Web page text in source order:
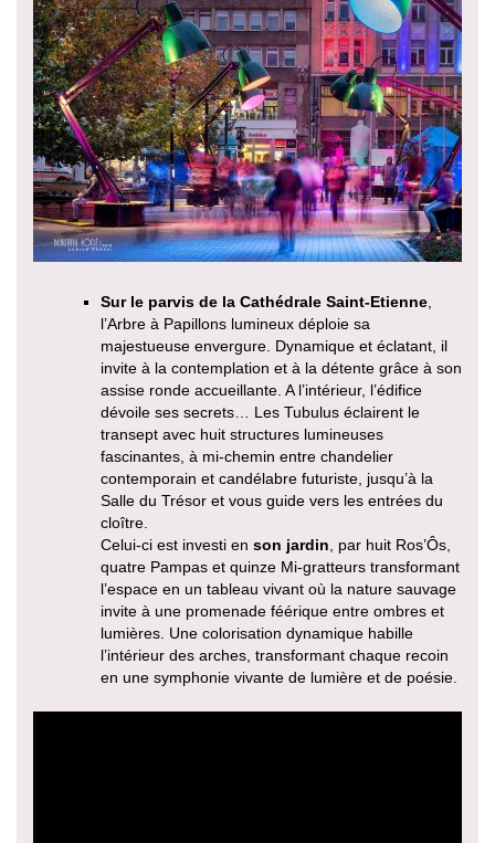
Sur le parvis de la Cathédrale Saint-Etienne
l’Arbre à Papillons lumineux déploie sa
majestueuse envergure. Dynamique et éclatant, il
invite à la contemplation et à la détente grâce à son
assise ronde accueillante. A l’intérieur, l’édifice
dévoile ses secrets… Les Tubulus éclairent le
transept avec huit structures lumineuses
fascinantes, à mi-chemin entre chandelier
contemporain et candélabre futuriste, jusqu’à la
Salle du Trésor et vous guide vers les entrées du
cloître.
Celui-ci est investi en son jardin , par huit Ros’Ôs,
quatre Pampas et quinze Mi-gratteurs transformant
l’espace en un tableau vivant où la nature sauvage
invite à une promenade féérique entre ombres et
lumières. Une colorisation dynamique habille
l’intérieur des arches, transformant chaque recoin
en une symphonie vivante de lumière et de poésie.